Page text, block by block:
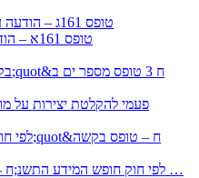
טופס 161ג – הודעה על חזרה מרצף פיצויים / קיצבה
טופס 161א – הודעת עובד עקב פרישה מעבודה
) 1998 ( לפי חוק חופש המידע התשנ;ח – טופס בקשה לקבלת …